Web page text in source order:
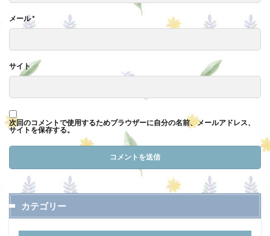
メール*
サイト
次回のコメントで使用するためブラウザーに自分の名前、メールアドレス、
サイトを保存する。
カテゴリー